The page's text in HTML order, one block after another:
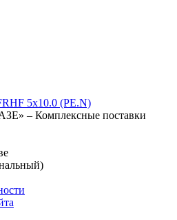
5х10.0 (PE.N)
– Комплексные поставки